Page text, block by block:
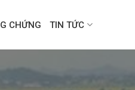
CHỨNG TIN TỨC